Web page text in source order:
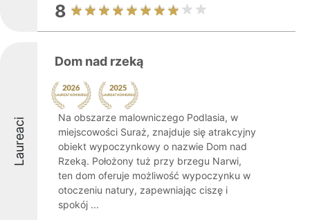
8
Laureaci
Dom nad rzeką
Na obszarze malowniczego Podlasia, w
miejscowości Suraż, znajduje się atrakcyjny
obiekt wypoczynkowy o nazwie Dom nad
Rzeką. Położony tuż przy brzegu Narwi,
ten dom oferuje możliwość wypoczynku w
otoczeniu natury, zapewniając ciszę i
spokój ...